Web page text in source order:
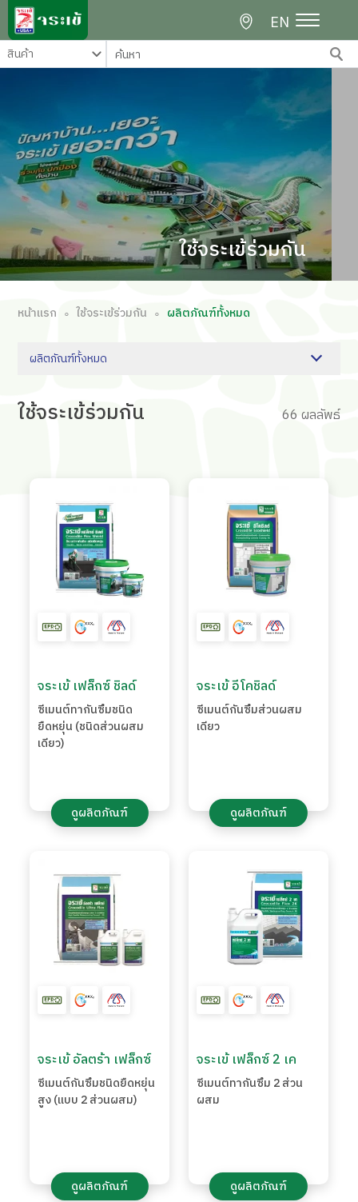
EN
ใช้จระเข้ร่วมกัน
หน้าแรก ∘ ใช้จระเข้ร่วมกัน ∘ ผลิตภัณฑ์ทั้งหมด
ผลิตภัณฑ์ทั้งหมด
ใช้จระเข้ร่วมกัน 66 ผลลัพธ์
จระเข้ เฟล็กซ์ ชิลด์
ซีเมนต์ทากันซึมชนิด
ยืดหยุ่น (ชนิดส่วนผสม
เดียว)
ดูผลิตภัณฑ์
จระเข้ อีโคชิลด์
ซีเมนต์กันซึมส่วนผสม
เดียว
ดูผลิตภัณฑ์
จระเข้ อัลตร้า เฟล็กซ์
ซีเมนต์กันซึมชนิดยืดหยุ่น
สูง (แบบ 2 ส่วนผสม)
ดูผลิตภัณฑ์
จระเข้ เฟล็กซ์ 2 เค
ซีเมนต์ทากันซึม 2 ส่วน
ผสม
ดูผลิตภัณฑ์